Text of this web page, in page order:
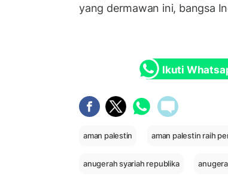
yang dermawan ini, bangsa
Ikuti
aman palestin aman palestin raih
anugerah syariah republika